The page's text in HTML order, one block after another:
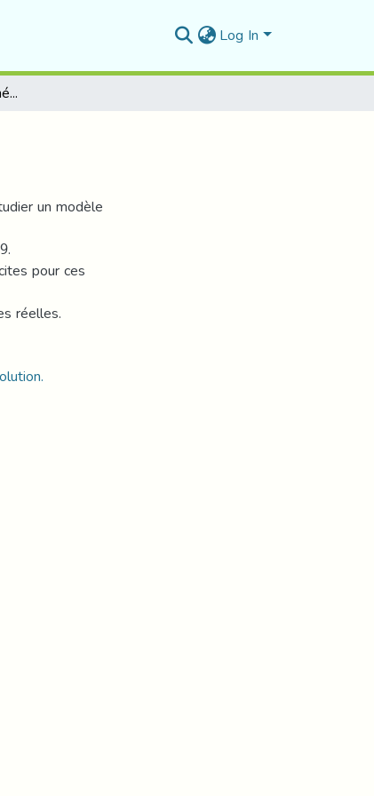
Log In
Etude d’un modéle mathématique liés à COVID 19
un modèle
pour ces
réelles.